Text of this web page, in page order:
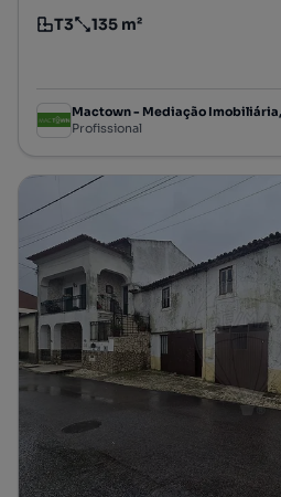
Tipologia
T3
Preço por metro quadrado
135 m²
Mactown - Mediação
Profissional